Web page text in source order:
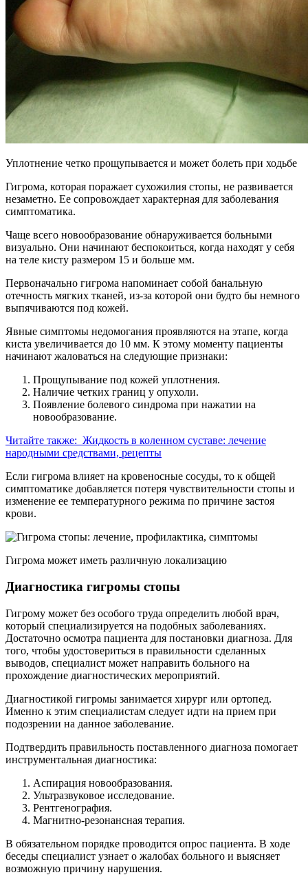
Уплотнение четко прощупывается и может болеть при ходьбе
Гигрома, которая поражает сухожилия стопы, не развивается
незаметно. Ее сопровождает характерная для заболевания
симптоматика.
Чаще всего новообразование обнаруживается больными
визуально. Они начинают беспокоиться, когда находят у себя
на теле кисту размером 15 и больше мм.
Первоначально гигрома напоминает собой банальную
отечность мягких тканей, из-за которой они будто бы немного
выпячиваются под кожей.
Явные симптомы недомогания проявляются на этапе, когда
киста увеличивается до 10 мм. К этому моменту пациенты
начинают жаловаться на следующие признаки:
Прощупывание под кожей уплотнения.
Наличие четких границ у опухоли.
Появление болевого синдрома при нажатии на
новообразование.
Читайте также: Жидкость в коленном суставе: лечение
народными средствами, рецепты
Если гигрома влияет на кровеносные сосуды, то к общей
симптоматике добавляется потеря чувствительности стопы и
изменение ее температурного режима по причине застоя
крови.
Гигрома может иметь различную локализацию
Диагностика гигромы стопы
Гигрому может без особого труда определить любой врач,
который специализируется на подобных заболеваниях.
Достаточно осмотра пациента для постановки диагноза. Для
того, чтобы удостовериться в правильности сделанных
выводов, специалист может направить больного на
прохождение диагностических мероприятий.
Диагностикой гигромы занимается хирург или ортопед.
Именно к этим специалистам следует идти на прием при
подозрении на данное заболевание.
Подтвердить правильность поставленного диагноза помогает
инструментальная диагностика:
Аспирация новообразования.
Ультразвуковое исследование.
Рентгенография.
Магнитно-резонансная терапия.
В обязательном порядке проводится опрос пациента. В ходе
беседы специалист узнает о жалобах больного и выясняет
возможную причину нарушения.